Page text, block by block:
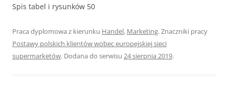
Spis tabel i rysunków 50
Praca dyplomowa z kierunku Handel, Marketing. Znaczniki pracy
Postawy polskich klientów wobec europejskiej sieci
supermarketów. Dodana do serwisu 24 sierpnia 2019.